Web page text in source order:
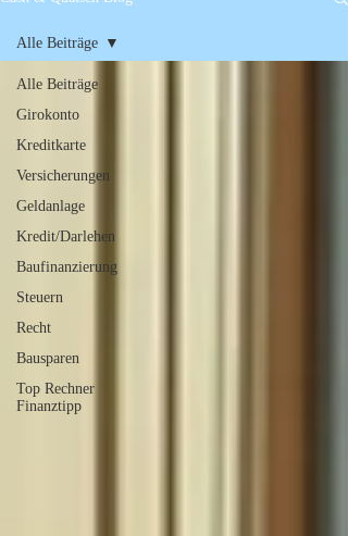
Alle Beiträge
Girokonto
Kreditkarte
Versicherungen
Geldanlage
Kredit/Darlehen
Baufinanzierung
Steuern
Recht
Bausparen
Top Rechner
Finanztipp
Alle Beiträge